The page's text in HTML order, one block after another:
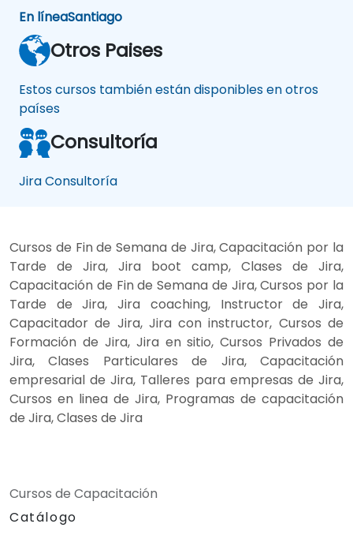
En líneaSantiago
Otros Paises
Estos cursos también están disponibles en otros
países
Consultoría
Jira Consultoría
Cursos de Fin de Semana de Jira, Capacitación por la
Tarde de Jira, Jira boot camp, Clases de Jira,
Capacitación de Fin de Semana de Jira, Cursos por la
Tarde de Jira, Jira coaching, Instructor de Jira,
Capacitador de Jira, Jira con instructor, Cursos de
Formación de Jira, Jira en sitio, Cursos Privados de
Jira, Clases Particulares de Jira, Capacitación
empresarial de Jira, Talleres para empresas de Jira,
Cursos en linea de Jira, Programas de capacitación
de Jira, Clases de Jira
Cursos de Capacitación
Catálogo